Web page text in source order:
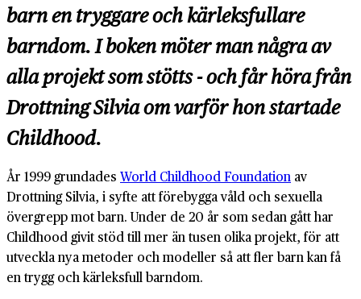
barn en tryggare och kärleksfullare
barndom. I boken möter man några av
alla projekt som stötts - och får höra från
Drottning Silvia om varför hon startade
Childhood.
År 1999 grundades World Childhood Foundation av
Drottning Silvia, i syfte att förebygga våld och sexuella
övergrepp mot barn. Under de 20 år som sedan gått har
Childhood givit stöd till mer än tusen olika projekt, för att
utveckla nya metoder och modeller så att fler barn kan få
en trygg och kärleksfull barndom.